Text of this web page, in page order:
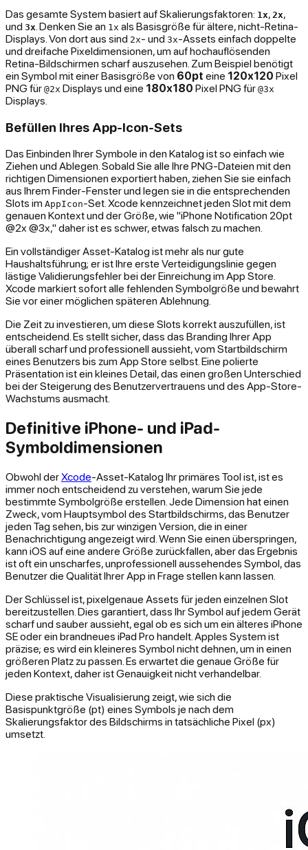
Das gesamte System basiert auf Skalierungsfaktoren: 1x, 2x,
und 3x . Denken Sie an 1x als Basisgröße für ältere, nicht-Retina-
Displays. Von dort aus sind 2x- und 3x-Assets einfach doppelte
und dreifache Pixeldimensionen, um auf hochauflösenden
Retina-Bildschirmen scharf auszusehen. Zum Beispiel benötigt
ein Symbol mit einer Basisgröße von 60pt eine 120x120 Pixel
PNG für @2x Displays und eine 180x180 Pixel PNG für @3x
Displays.
Befüllen Ihres App-Icon-Sets
Das Einbinden Ihrer Symbole in den Katalog ist so einfach wie
Ziehen und Ablegen. Sobald Sie alle Ihre PNG-Dateien mit den
richtigen Dimensionen exportiert haben, ziehen Sie sie einfach
aus Ihrem Finder-Fenster und legen sie in die entsprechenden
Slots im AppIcon-Set. Xcode kennzeichnet jeden Slot mit dem
genauen Kontext und der Größe, wie "iPhone Notification 20pt
@2x @3x," daher ist es schwer, etwas falsch zu machen.
Ein vollständiger Asset-Katalog ist mehr als nur gute
Haushaltsführung; er ist Ihre erste Verteidigungslinie gegen
lästige Validierungsfehler bei der Einreichung im App Store.
Xcode markiert sofort alle fehlenden Symbolgröße und bewahrt
Sie vor einer möglichen späteren Ablehnung.
Die Zeit zu investieren, um diese Slots korrekt auszufüllen, ist
entscheidend. Es stellt sicher, dass das Branding Ihrer App
überall scharf und professionell aussieht, vom Startbildschirm
eines Benutzers bis zum App Store selbst. Eine polierte
Präsentation ist ein kleines Detail, das einen großen Unterschied
bei der Steigerung des Benutzervertrauens und des App-Store-
Wachstums ausmacht.
Definitive iPhone- und iPad-
Symboldimensionen
Obwohl derXcode-Asset-Katalog Ihr primäres Tool ist, ist es
immer noch entscheidend zu verstehen,warum Sie jede
bestimmte Symbolgröße erstellen. Jede Dimension hat einen
Zweck, vom Hauptsymbol des Startbildschirms, das Benutzer
jeden Tag sehen, bis zur winzigen Version, die in einer
Benachrichtigung angezeigt wird. Wenn Sie einen überspringen,
kann iOS auf eine andere Größe zurückfallen, aber das Ergebnis
ist oft ein unscharfes, unprofessionell aussehendes Symbol, das
Benutzer die Qualität Ihrer App in Frage stellen kann lassen.
Der Schlüssel ist, pixelgenaue Assets für jeden einzelnen Slot
bereitzustellen. Dies garantiert, dass Ihr Symbol auf jedem Gerät
scharf und sauber aussieht, egal ob es sich um ein älteres iPhone
SE oder ein brandneues iPad Pro handelt. Apples System ist
präzise; es wird ein kleineres Symbol nicht dehnen, um in einen
größeren Platz zu passen. Es erwartet die genaue Größe für
jeden Kontext, daher ist Genauigkeit nicht verhandelbar.
Diese praktische Visualisierung zeigt, wie sich die
Basispunktgröße (pt) eines Symbols je nach dem
Skalierungsfaktor des Bildschirms in tatsächliche Pixel (px)
umsetzt.